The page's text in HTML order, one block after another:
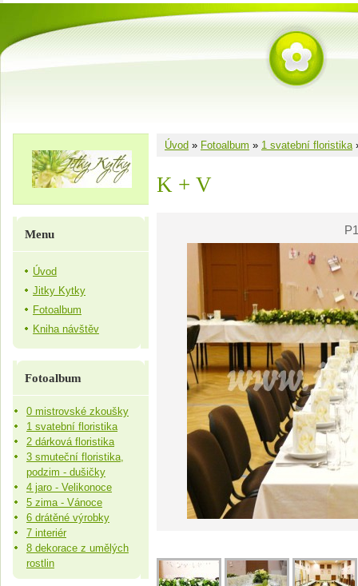
Úvod » Fotoalbum » 1 svatební floristika
K + V
Menu
Úvod
Jitky Kytky
Fotoalbum
Kniha návštěv
Fotoalbum
0 mistrovské zkoušky
1 svatební floristika
2 dárková floristika
3 smuteční floristika,
podzim - dušičky
4 jaro - Velikonoce
5 zima - Vánoce
6 drátěné výrobky
7 interiér
8 dekorace z umělých
rostlin